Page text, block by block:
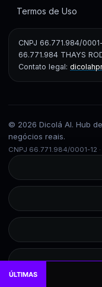
Termos de Uso
CNPJ 66.771.984/
66.771.984 THAYS
Contato legal:
© 2026 Dicolá AI. Hub
negócios reais.
CNPJ 66.771.984/0001-12 ·
ÚLTIMAS